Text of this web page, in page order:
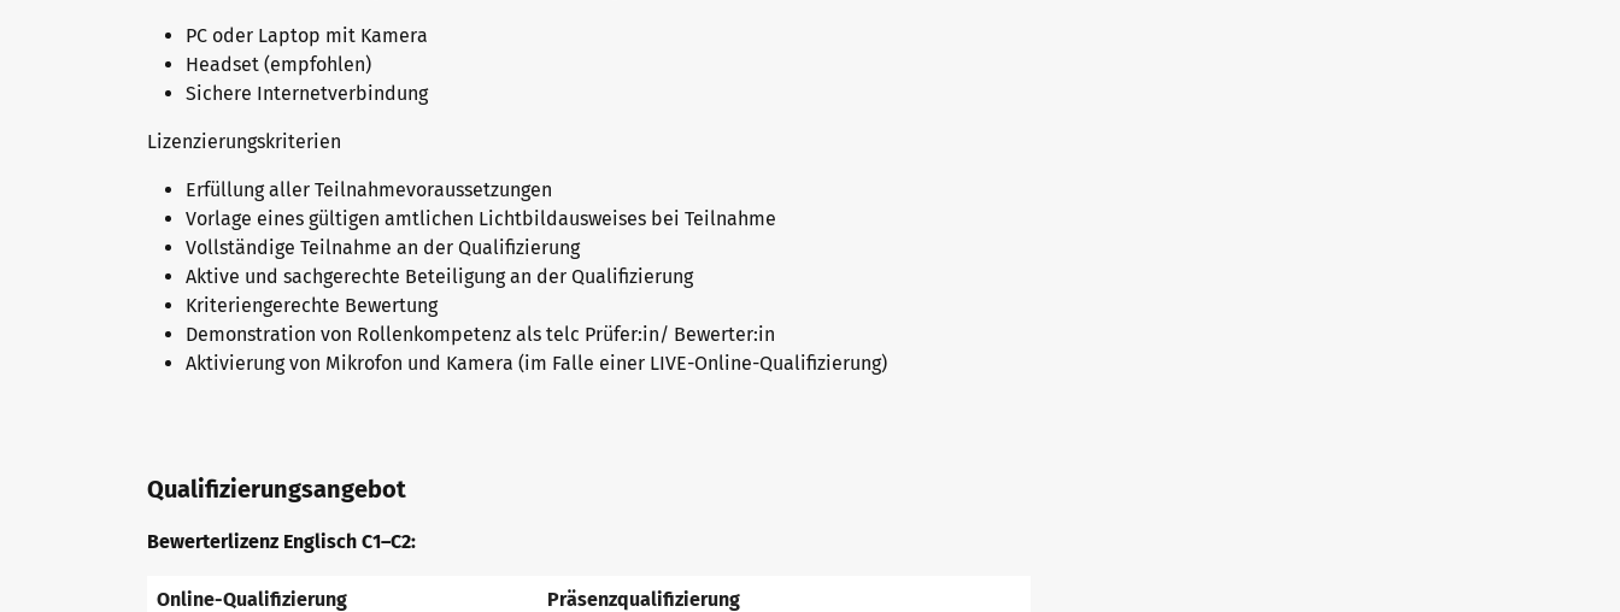
Karriere
Meet telc
Stellenangebote
Newsletter
PC oder Laptop mit Kamera
Headset (empfohlen)
Sichere Internetverbindung
Lizenzierungskriterien
Erfüllung aller Teilnahmevoraussetzungen
Vorlage eines gültigen amtlichen Lichtbildausweises bei Teilnahme
Vollständige Teilnahme an der Qualifizierung
Aktive und sachgerechte Beteiligung an der Qualifizierung
Kriteriengerechte Bewertung
Demonstration von Rollenkompetenz als telc Prüfer:in/ Bewerter:in
Aktivierung von Mikrofon und Kamera (im Falle einer LIVE-Online-Qualifizierung)
Qualifizierungsangebot
Bewerterlizenz Englisch C1–C2:
Online-Qualifizierung Präsenzqualifizierung